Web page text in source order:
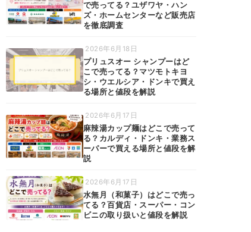
で売ってる？ユザワヤ・ハン
ズ・ホームセンターなど販売店
を徹底調査
2026年6月18日
プリュスオー シャンプーはど
こで売ってる？マツモトキヨ
シ・ウエルシア・ドンキで買え
る場所と値段を解説
2026年6月17日
麻辣湯カップ麺はどこで売って
る？カルディ・ドンキ・業務ス
ーパーで買える場所と値段を解
説
2026年6月17日
水無月（和菓子）はどこで売っ
てる？百貨店・スーパー・コン
ビニの取り扱いと値段を解説